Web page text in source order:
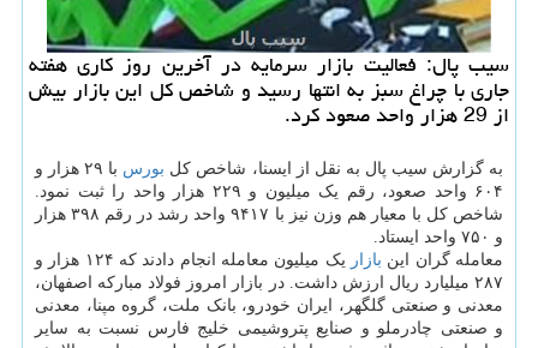
سیب پال: فعالیت بازار سرمایه در آخرین روز كاری هفته
جاری با چراغ سبز به انتها رسید و شاخص كل این بازار بیش
از 29 هزار واحد صعود كرد.
به گزارش سیب پال به نقل از ایسنا، شاخص کل بورس
با ۲۹ هزار و
۶۰۴ واحد صعود، رقم یک میلیون و ۲۲۹ هزار واحد را ثبت نمود.
شاخص کل با معیار هم وزن نیز با ۹۴۱۷ واحد رشد در رقم ۳۹۸ هزار
و ۷۵۰ واحد ایستاد.
معامله گران این بازار
یک میلیون معامله انجام دادند که ۱۲۴ هزار و
۲۸۷ میلیارد ریال ارزش داشت. در بازار امروز فولاد مبارکه اصفهان،
معدنی و صنعتی گلگهر، ایران خودرو، بانک ملت، گروه مپنا، معدنی
و صنعتی چادرملو و صنایع پتروشیمی خلیج فارس نسبت به سایر